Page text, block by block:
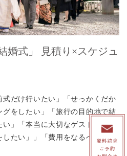
婚式」 見積り×スケジュ
式だけ行いたい」「せっかくだか
グをしたい」「旅行の目的地で結
」「本当に大切なゲストだけで
したい」」「費用をなるべく […]